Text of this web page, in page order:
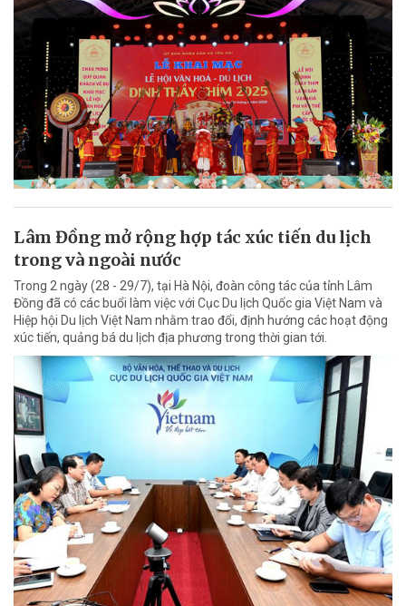
Lâm Đồng mở rộng hợp tác xúc tiến du lịch
trong và ngoài nước
Trong 2 ngày (28 - 29/7), tại Hà Nội, đoàn công tác của tỉnh Lâm
Đồng đã có các buổi làm việc với Cục Du lịch Quốc gia Việt Nam và
Hiệp hội Du lịch Việt Nam nhằm trao đổi, định hướng các hoạt động
xúc tiến, quảng bá du lịch địa phương trong thời gian tới.